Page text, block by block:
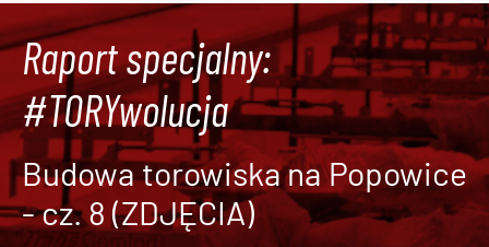
Raport specjalny:
#TORYwolucja
Budowa torowiska na Popowice
- cz. 8 (ZDJĘCIA)